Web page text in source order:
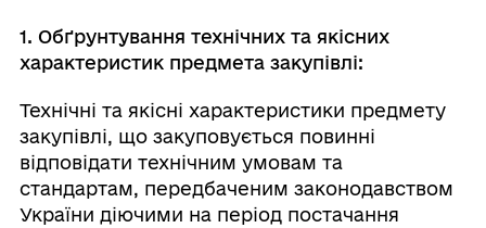
1. Обґрунтування технічних та якісних
характеристик предмета закупівлі:
Технічні та якісні характеристики предмету
закупівлі, що закуповується повинні
відповідати технічним умовам та
стандартам, передбаченим законодавством
України діючими на період постачання